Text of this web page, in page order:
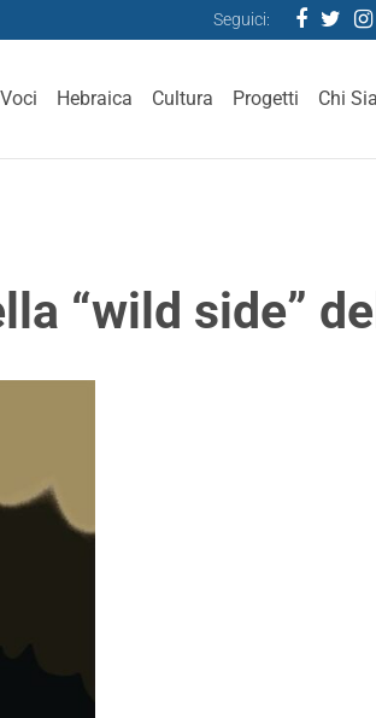
Seguici:
Voci Hebraica Cultura Progetti Chi
“wild side”